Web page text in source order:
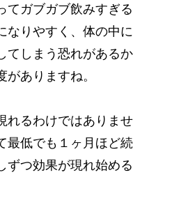
てガブガブ飲みすぎる
なりやすく、体の中に
てしまう恐れがあるか
がありますね。
れるわけではありませ
最低でも１ヶ月ほど続
ずつ効果が現れ始める